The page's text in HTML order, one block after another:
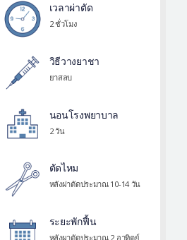
เวลาผ่าตัด
2 ชั่วโมง
วิธีวางยาชา
ยาสลบ
นอนโรงพยาบาล
2 วัน
ตัดไหม
หลังผ่าตัดประมาณ 10-14 วัน
ระยะพักฟื้น
หลังผาตัดประมาณ 2 อาทิตย์